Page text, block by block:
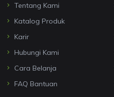
Tentang Kami
Katalog Produk
Karir
Hubungi Kami
Cara Belanja
FAQ Bantuan